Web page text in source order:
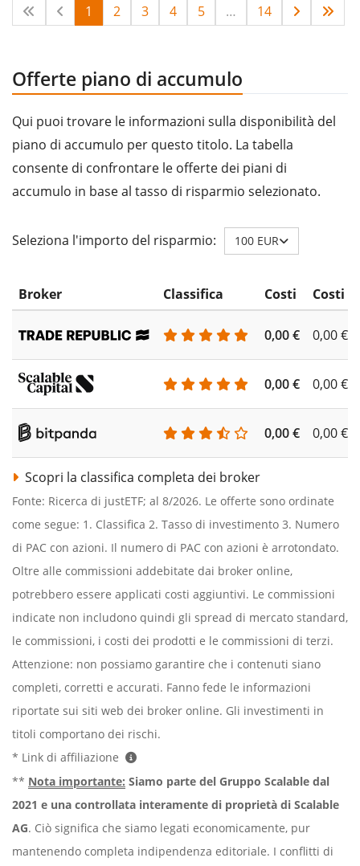
1 2 3 4 5 … 14
Offerte piano di accumulo
Qui puoi trovare le informazioni sulla disponibilità del
piano di accumulo per questo titolo. La tabella
consente di confrontare le offerte dei piani di
accumulo in base al tasso di risparmio selezionato.
Seleziona l'importo del risparmio: 100 EUR
Broker Classifica Costi Costi
0,00 € 0,00 €
0,00 € 0,00 €
0,00 € 0,00 €
Scopri la classifica completa dei broker
Fonte: Ricerca di justETF; al 8/2026. Le offerte sono ordinate
come segue: 1. Classifica 2. Tasso di investimento 3. Numero
di PAC con azioni. Il numero di PAC con azioni è arrotondato.
Oltre alle commissioni addebitate dai broker online,
potrebbero essere applicati costi aggiuntivi. Le commissioni
indicate non includono quindi gli spread di mercato standard,
le commissioni, i costi dei prodotti e le commissioni di terzi.
Attenzione: non possiamo garantire che i contenuti siano
completi, corretti e accurati. Fanno fede le informazioni
riportate sui siti web dei broker online. Gli investimenti in
titoli comportano dei rischi.
* Link di affiliazione
** Nota importante: Siamo parte del Gruppo Scalable dal
2021 e una controllata interamente di proprietà di Scalable
AG. Ciò significa che siamo legati economicamente, pur
mantenendo completa indipendenza editoriale. I conflitti di